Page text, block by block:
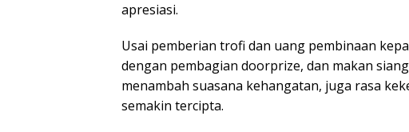
apresiasi.
Usai pemberian trofi dan uang pembinaan
dengan pembagian doorprize, dan makan
menambah suasana kehangatan, juga rasa
semakin tercipta.